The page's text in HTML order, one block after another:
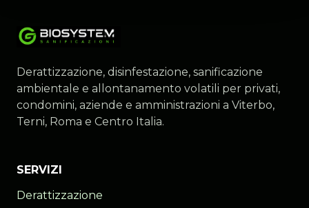
Derattizzazione, disinfestazione, sanificazione
ambientale e allontanamento volatili per privati,
condomini, aziende e amministrazioni a Viterbo,
Terni, Roma e Centro Italia.
SERVIZI
Derattizzazione